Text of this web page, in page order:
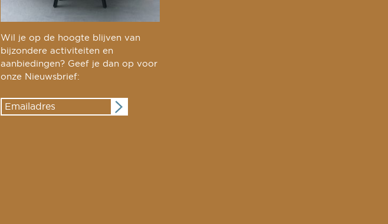
Wil je op de hoogte blijven van
bijzondere activiteiten en
aanbiedingen? Geef je dan op voor
onze Nieuwsbrief: